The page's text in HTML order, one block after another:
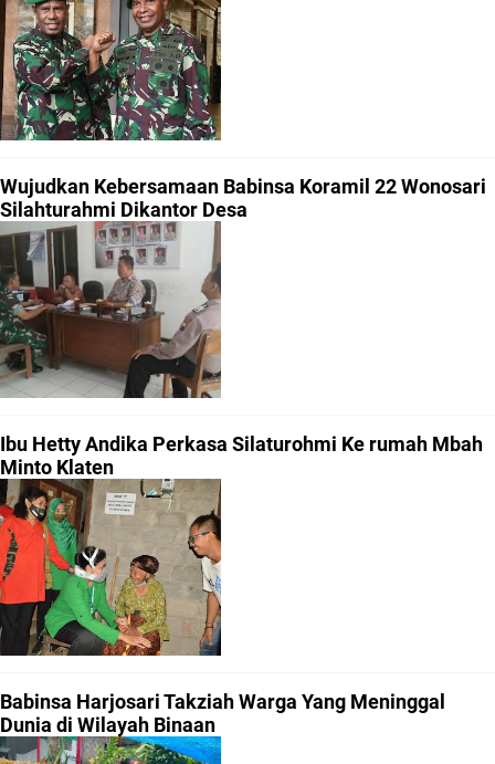
Wujudkan Kebersamaan Babinsa Koramil 22 Wonosari
Silahturahmi Dikantor Desa
Ibu Hetty Andika Perkasa Silaturohmi Ke rumah Mbah
Minto Klaten
Babinsa Harjosari Takziah Warga Yang Meninggal
Dunia di Wilayah Binaan